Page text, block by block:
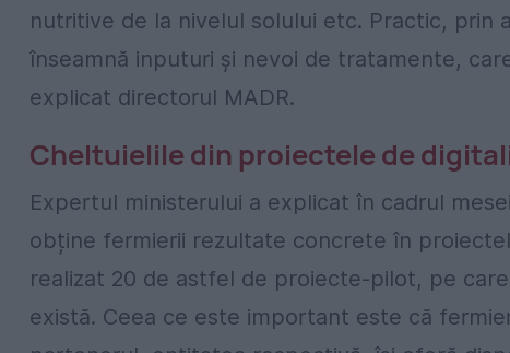
nutritive de la nivelul solului etc. Practic,
înseamnă inputuri și nevoi de tratamente,
explicat directorul MADR.
Cheltuielile din proiectele de
Expertul ministerului a explicat în cadrul
obține fermierii rezultate concrete în
realizat 20 de astfel de proiecte-pilot, pe
există. Ceea ce este important este că